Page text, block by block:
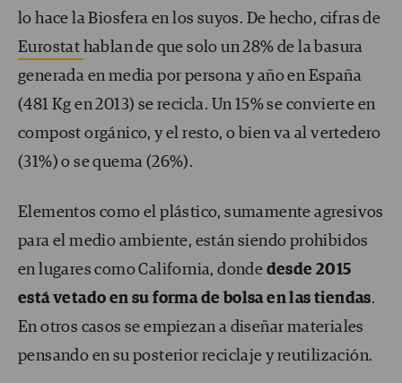
lo hace la Biosfera en los suyos. De hecho, cifras de
Eurostat hablan de que solo un 28% de la basura
generada en media por persona y año en España
(481 Kg en 2013) se recicla. Un 15% se convierte en
compost orgánico, y el resto, o bien va al vertedero
(31%) o se quema (26%).
Elementos como el plástico, sumamente agresivos
para el medio ambiente, están siendo prohibidos
en lugares como California, donde desde 2015
está vetado en su forma de bolsa en las tiendas.
En otros casos se empiezan a diseñar materiales
pensando en su posterior reciclaje y reutilización.